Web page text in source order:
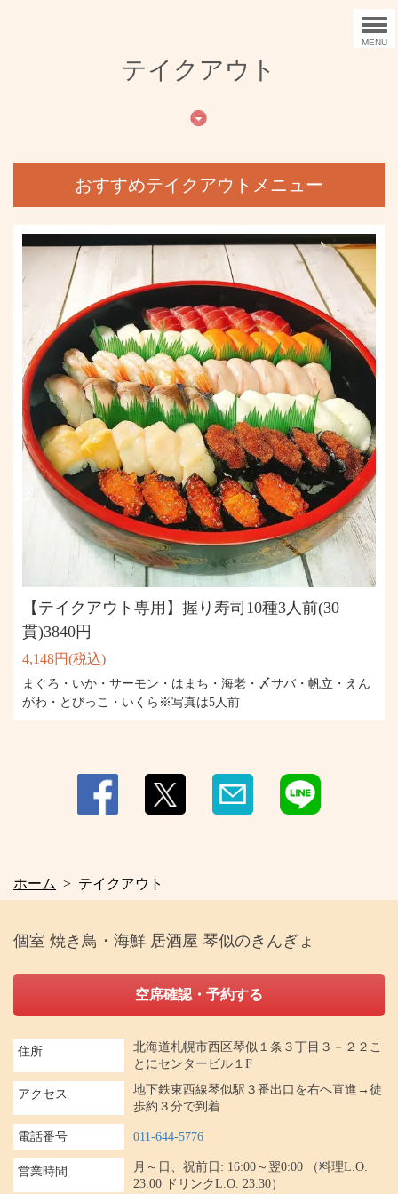
MENU
テイクアウト
おすすめテイクアウトメニュー
【テイクアウト専用】握り寿司10種3人前(30
貫)3840円
4,148円(税込)
まぐろ・いか・サーモン・はまち・海老・〆サバ・帆立・えん
がわ・とびっこ・いくら※写真は5人前
ホーム テイクアウト
この店舗情報をシェアする
テイクアウト | 個室 焼き鳥・海鮮 居酒屋 琴似のきんぎょ
北海道札幌市西区琴似１条３丁目３－２２ことにセンタービル１F
https://kotoninokingyo.owst.jp/takeouts
個室 焼き鳥・海鮮 居酒屋 琴似のきんぎょ
空席確認・予約する
住所
北海道札幌市西区琴似１条３丁目３－２２こ
とにセンタービル１F
アクセス
地下鉄東西線琴似駅３番出口を右へ直進→徒
歩約３分で到着
電話番号 011-644-5776
営業時間
月～日、祝前日: 16:00～翌0:00 （料理L.O.
23:00 ドリンクL.O. 23:30）